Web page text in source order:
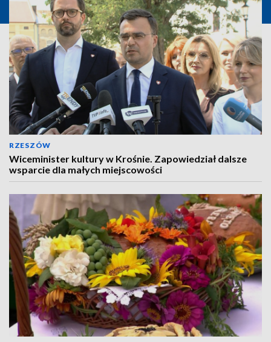
RZESZÓW
Wiceminister kultury w Krośnie. Zapowiedział dalsze
wsparcie dla małych miejscowości